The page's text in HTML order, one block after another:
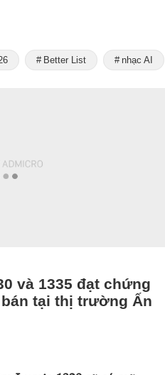
Better List nhạc AI
và 1335 đạt chứng
tại thị trường Ấn